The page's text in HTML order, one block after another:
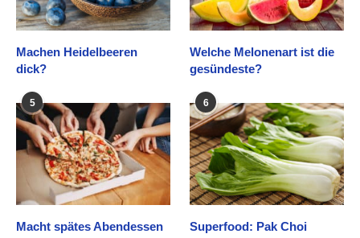
Machen Heidelbeeren
dick?
Welche Melonenart ist die
gesündeste?
5
Macht spätes Abendessen
6
Superfood: Pak Choi